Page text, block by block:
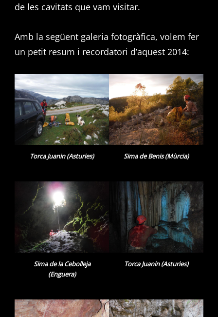
de les cavitats que vam visitar.
Amb la següent galeria fotogràfica, volem fer
un petit resum i recordatori d’aquest 2014:
Torca Juanin (Asturies) Sima de Benis (Mùrcia)
Sima de la Cebolleja
(Enguera)
Torca Juanin (Asturies)